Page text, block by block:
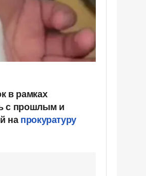
в рамках
с прошлым и
на прокуратуру